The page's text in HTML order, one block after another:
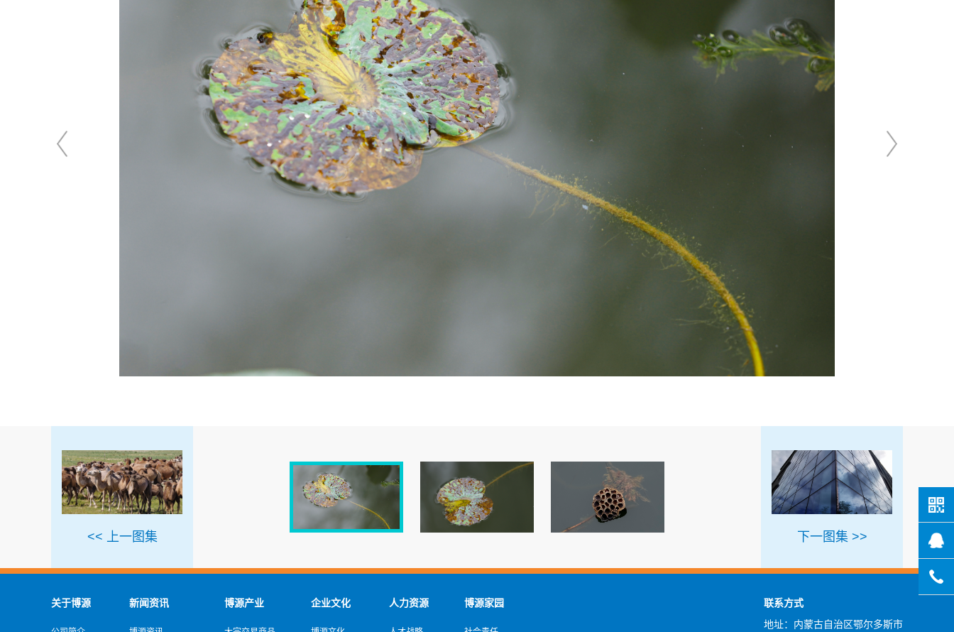
<< 上一图集 下一图集 >>
关于博源 新闻资讯 博源产业 企业文化 人力资源 博源家园
联系方式
地址：内蒙古自治区鄂尔多斯市